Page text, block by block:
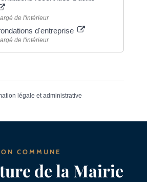
de l'intérieur
d'entreprise
de l'intérieur
légale et administrative
COMMUNE
de la Mairie